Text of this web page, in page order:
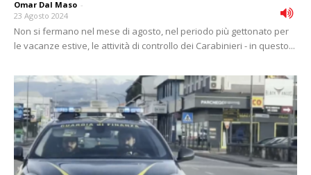
Omar Dal Maso -
23 Agosto 2024
Non si fermano nel mese di agosto, nel periodo più gettonato per
le vacanze estive, le attività di controllo dei Carabinieri - in questo...